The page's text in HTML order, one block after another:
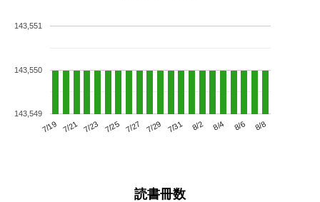
7/19 7/21 7/23 7/25 7/27 7/29 7/31 8/2 8/4 8/6 8/8
143,549
143,550
143,551
読書冊数